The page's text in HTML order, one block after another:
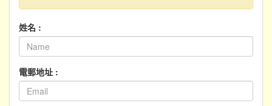
姓名 :
電郵地址 :